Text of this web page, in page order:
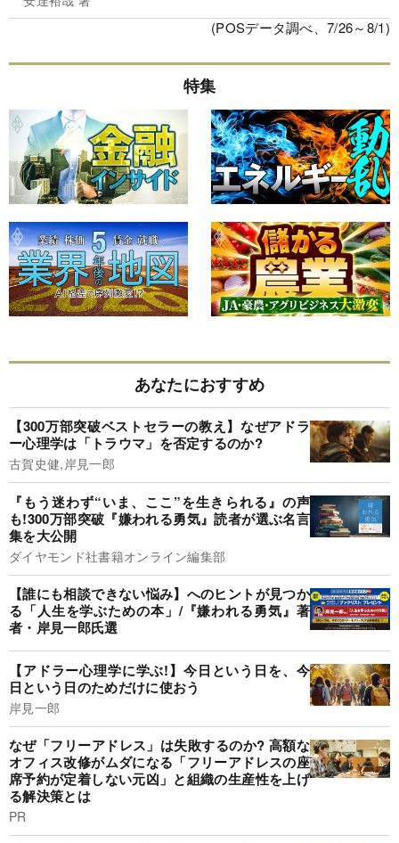
(POSデータ調べ、7/26～8/1)
特集
あなたにおすすめ
【300万部突破ベストセラーの教え】なぜアドラ
ー心理学は「トラウマ」を否定するのか?
古賀史健,岸見一郎
『もう迷わず“いま、ここ”を生きられる』の声
も!300万部突破『嫌われる勇気』読者が選ぶ名言
集を大公開
ダイヤモンド社書籍オンライン編集部
【誰にも相談できない悩み】へのヒントが見つか
る「人生を学ぶための本」/『嫌われる勇気』著
者・岸見一郎氏選
【アドラー心理学に学ぶ!】今日という日を、今
日という日のためだけに使おう
岸見一郎
なぜ「フリーアドレス」は失敗するのか? 高額な
オフィス改修がムダになる「フリーアドレスの座
席予約が定着しない元凶」と組織の生産性を上げ
る解決策とは
PR